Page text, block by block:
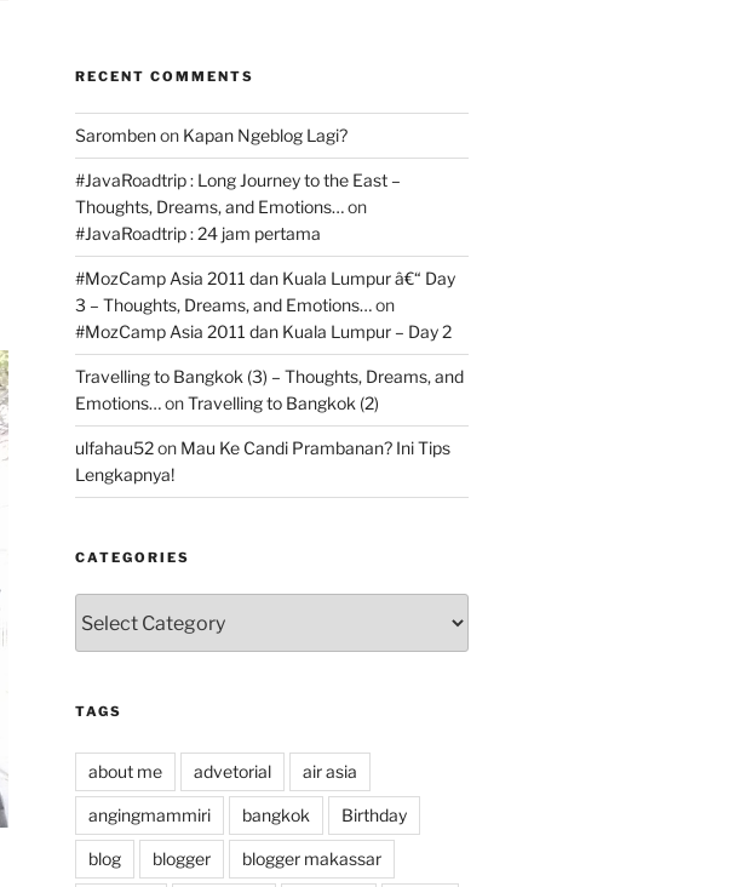
RECENT COMMENTS
Sarombenon Kapan Ngeblog Lagi?
#JavaRoadtrip : Long Journey to the East –
Thoughts, Dreams, and Emotions…on
#JavaRoadtrip : 24 jam pertama
#MozCamp Asia 2011 dan Kuala Lumpur â€“ Day
3 – Thoughts, Dreams, and Emotions…on
#MozCamp Asia 2011 dan Kuala Lumpur – Day 2
Travelling to Bangkok (3) – Thoughts, Dreams, and
Emotions…onTravelling to Bangkok (2)
ulfahau52on Mau Ke Candi Prambanan? Ini Tips
Lengkapnya!
CATEGORIES
TAGS
about me advetorial air asia
angingmammiri bangkok Birthday
blog blogger blogger makassar